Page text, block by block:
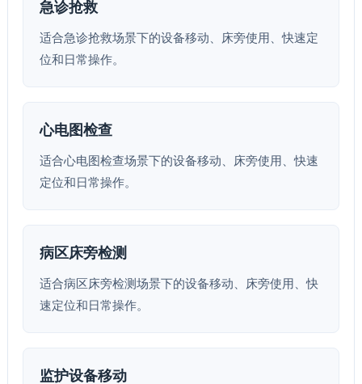
急诊抢救
适合急诊抢救场景下的设备移动、床旁使用、快速定
位和日常操作。
心电图检查
适合心电图检查场景下的设备移动、床旁使用、快速
定位和日常操作。
病区床旁检测
适合病区床旁检测场景下的设备移动、床旁使用、快
速定位和日常操作。
监护设备移动